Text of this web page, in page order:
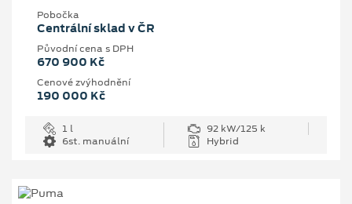
Pobočka
Centrální sklad v ČR
Původní cena s DPH
670 900 Kč
Cenové zvýhodnění
190 000 Kč
1 l
92 kW/125 k
6st. manuální
Hybrid